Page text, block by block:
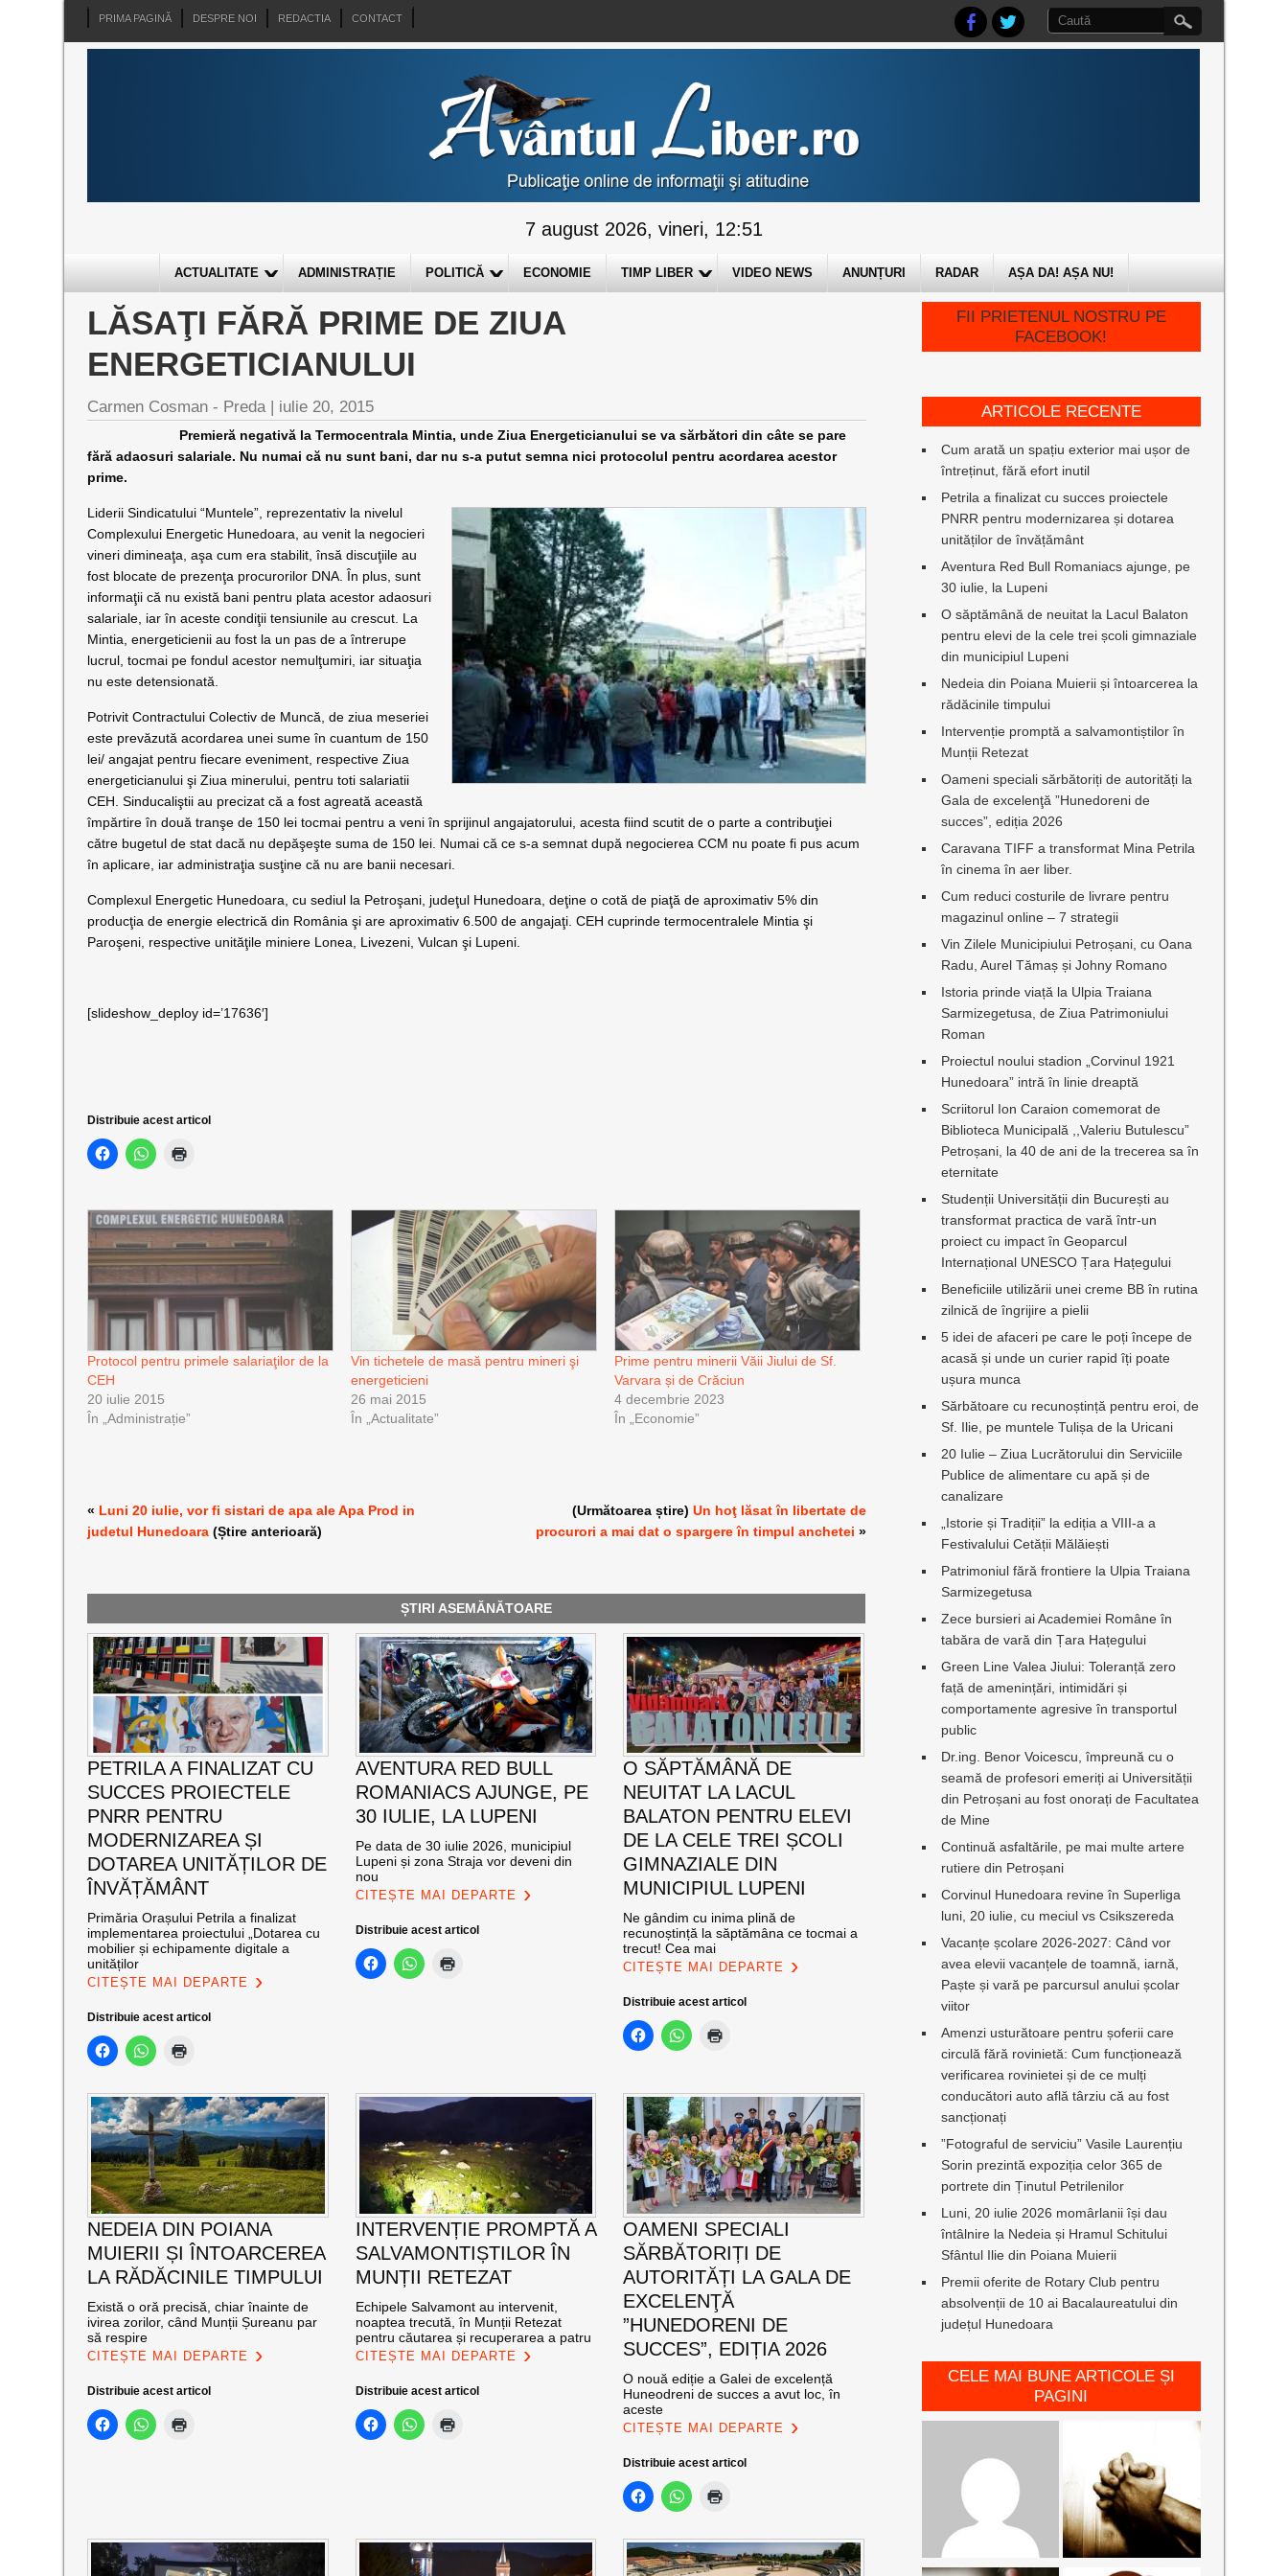
PRIMA PAGINĂ DESPRE NOI REDACTIA CONTACT
7 august 2026, vineri, 12:51
ACTUALITATE ADMINISTRAȚIE POLITICĂ ECONOMIE TIMP LIBER VIDEO NEWS ANUNȚURI RADAR AȘA DA! AȘA NU!
LĂSAŢI FĂRĂ PRIME DE ZIUA
ENERGETICIANULUI
Carmen Cosman - Preda | iulie 20, 2015
Premieră negativă la Termocentrala Mintia, unde Ziua Energeticianului se va sărbători din câte se pare
fără adaosuri salariale. Nu numai că nu sunt bani, dar nu s-a putut semna nici protocolul pentru acordarea acestor
prime.
Liderii Sindicatului “Muntele”, reprezentativ la nivelul
Complexului Energetic Hunedoara, au venit la negocieri
vineri dimineaţa, aşa cum era stabilit, însă discuţiile au
fost blocate de prezenţa procurorilor DNA. În plus, sunt
informaţii că nu există bani pentru plata acestor adaosuri
salariale, iar în aceste condiţii tensiunile au crescut. La
Mintia, energeticienii au fost la un pas de a întrerupe
lucrul, tocmai pe fondul acestor nemulţumiri, iar situaţia
nu este detensionată.
Potrivit Contractului Colectiv de Muncă, de ziua meseriei
este prevăzută acordarea unei sume în cuantum de 150
lei/ angajat pentru fiecare eveniment, respective Ziua
energeticianului şi Ziua minerului, pentru toti salariatii
CEH. Sinducaliştii au precizat că a fost agreată această
împărtire în două tranşe de 150 lei tocmai pentru a veni în sprijinul angajatorului, acesta fiind scutit de o parte a contribuţiei
către bugetul de stat dacă nu depăşeşte suma de 150 lei. Numai că ce s-a semnat după negocierea CCM nu poate fi pus acum
în aplicare, iar administraţia susţine că nu are banii necesari.
Complexul Energetic Hunedoara, cu sediul la Petroşani, judeţul Hunedoara, deţine o cotă de piaţă de aproximativ 5% din
producţia de energie electrică din România şi are aproximativ 6.500 de angajaţi. CEH cuprinde termocentralele Mintia şi
Paroşeni, respective unităţile miniere Lonea, Livezeni, Vulcan şi Lupeni.
[slideshow_deploy id=’17636′]
Distribuie acest articol
Protocol pentru primele salariaţilor de la
CEH
20 iulie 2015
În „Administrație”
Vin tichetele de masă pentru mineri şi
energeticieni
26 mai 2015
În „Actualitate”
Prime pentru minerii Văii Jiului de Sf.
Varvara și de Crăciun
4 decembrie 2023
În „Economie”
« Luni 20 iulie, vor fi sistari de apa ale Apa Prod in
judetul Hunedoara (Știre anterioară)
(Următoarea știre)Un hoţ lăsat în libertate de
procurori a mai dat o spargere în timpul anchetei »
ȘTIRI ASEMĂNĂTOARE
PETRILA A FINALIZAT CU
SUCCES PROIECTELE
PNRR PENTRU
MODERNIZAREA ȘI
DOTAREA UNITĂȚILOR DE
ÎNVĂȚĂMÂNT
Primăria Orașului Petrila a finalizat
implementarea proiectului „Dotarea cu
mobilier și echipamente digitale a
unităților
CITEȘTE MAI DEPARTE
Distribuie acest articol
AVENTURA RED BULL
ROMANIACS AJUNGE, PE
30 IULIE, LA LUPENI
Pe data de 30 iulie 2026, municipiul
Lupeni și zona Straja vor deveni din
nou
CITEȘTE MAI DEPARTE
Distribuie acest articol
O SĂPTĂMÂNĂ DE
NEUITAT LA LACUL
BALATON PENTRU ELEVI
DE LA CELE TREI ȘCOLI
GIMNAZIALE DIN
MUNICIPIUL LUPENI
Ne gândim cu inima plină de
recunoștință la săptămâna ce tocmai a
trecut! Cea mai
CITEȘTE MAI DEPARTE
Distribuie acest articol
NEDEIA DIN POIANA
MUIERII ȘI ÎNTOARCEREA
LA RĂDĂCINILE TIMPULUI
Există o oră precisă, chiar înainte de
ivirea zorilor, când Munții Șureanu par
să respire
CITEȘTE MAI DEPARTE
Distribuie acest articol
INTERVENȚIE PROMPTĂ A
SALVAMONTIȘTILOR ÎN
MUNȚII RETEZAT
Echipele Salvamont au intervenit,
noaptea trecută, în Munții Retezat
pentru căutarea și recuperarea a patru
CITEȘTE MAI DEPARTE
Distribuie acest articol
OAMENI SPECIALI
SĂRBĂTORIȚI DE
AUTORITĂȚI LA GALA DE
EXCELENŢĂ
”HUNEDORENI DE
SUCCES”, EDIȚIA 2026
O nouă ediție a Galei de excelență
Huneodreni de succes a avut loc, în
aceste
CITEȘTE MAI DEPARTE
Distribuie acest articol
FII PRIETENUL NOSTRU PE
FACEBOOK!
ARTICOLE RECENTE
Cum arată un spațiu exterior mai ușor de
întreținut, fără efort inutil
Petrila a finalizat cu succes proiectele
PNRR pentru modernizarea și dotarea
unităților de învățământ
Aventura Red Bull Romaniacs ajunge, pe
30 iulie, la Lupeni
O săptămână de neuitat la Lacul Balaton
pentru elevi de la cele trei școli gimnaziale
din municipiul Lupeni
Nedeia din Poiana Muierii și întoarcerea la
rădăcinile timpului
Intervenție promptă a salvamontiștilor în
Munții Retezat
Oameni speciali sărbătoriți de autorități la
Gala de excelenţă ”Hunedoreni de
succes”, ediția 2026
Caravana TIFF a transformat Mina Petrila
în cinema în aer liber.
Cum reduci costurile de livrare pentru
magazinul online – 7 strategii
Vin Zilele Municipiului Petroșani, cu Oana
Radu, Aurel Tămaș și Johny Romano
Istoria prinde viață la Ulpia Traiana
Sarmizegetusa, de Ziua Patrimoniului
Roman
Proiectul noului stadion „Corvinul 1921
Hunedoara” intră în linie dreaptă
Scriitorul Ion Caraion comemorat de
Biblioteca Municipală ,,Valeriu Butulescu”
Petroșani, la 40 de ani de la trecerea sa în
eternitate
Studenții Universității din București au
transformat practica de vară într-un
proiect cu impact în Geoparcul
Internațional UNESCO Țara Hațegului
Beneficiile utilizării unei creme BB în rutina
zilnică de îngrijire a pielii
5 idei de afaceri pe care le poți începe de
acasă și unde un curier rapid îți poate
ușura munca
Sărbătoare cu recunoștință pentru eroi, de
Sf. Ilie, pe muntele Tulișa de la Uricani
20 Iulie – Ziua Lucrătorului din Serviciile
Publice de alimentare cu apă și de
canalizare
„Istorie și Tradiții” la ediția a VIII-a a
Festivalului Cetății Mălăiești
Patrimoniul fără frontiere la Ulpia Traiana
Sarmizegetusa
Zece bursieri ai Academiei Române în
tabăra de vară din Țara Hațegului
Green Line Valea Jiului: Toleranță zero
față de amenințări, intimidări și
comportamente agresive în transportul
public
Dr.ing. Benor Voicescu, împreună cu o
seamă de profesori emeriți ai Universității
din Petroșani au fost onorați de Facultatea
de Mine
Continuă asfaltările, pe mai multe artere
rutiere din Petroșani
Corvinul Hunedoara revine în Superliga
luni, 20 iulie, cu meciul vs Csikszereda
Vacanțe școlare 2026-2027: Când vor
avea elevii vacanțele de toamnă, iarnă,
Paște și vară pe parcursul anului școlar
viitor
Amenzi usturătoare pentru șoferii care
circulă fără rovinietă: Cum funcționează
verificarea rovinietei și de ce mulți
conducători auto află târziu că au fost
sancționați
”Fotograful de serviciu” Vasile Laurențiu
Sorin prezintă expoziția celor 365 de
portrete din Ținutul Petrilenilor
Luni, 20 iulie 2026 momârlanii își dau
întâlnire la Nedeia și Hramul Schitului
Sfântul Ilie din Poiana Muierii
Premii oferite de Rotary Club pentru
absolvenții de 10 ai Bacalaureatului din
județul Hunedoara
CELE MAI BUNE ARTICOLE ȘI
PAGINI